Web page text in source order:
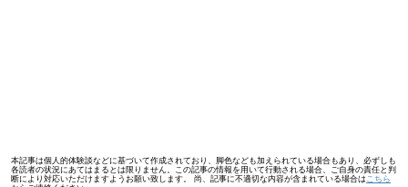
本記事は個人的体験談などに基づいて作成されており、脚色なども加えられている場合もあり、必ずしも
各読者の状況にあてはまるとは限りません。この記事の情報を用いて行動される場合、ご自身の責任と判
断により対応いただけますようお願い致します。 尚、記事に不適切な内容が含まれている場合は こちら